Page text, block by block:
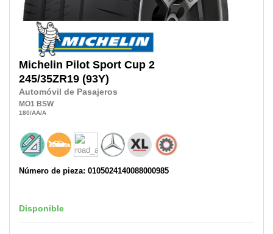
Michelin Pilot Sport Cup 2
245/35ZR19 (93Y)
Automóvil de Pasajeros
MO1 BSW
180/AA/A
Número de pieza: 0105024140088000985
Disponible